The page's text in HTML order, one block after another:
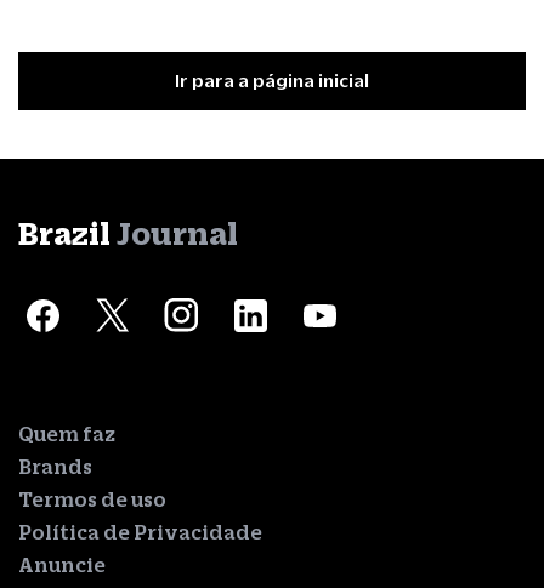
Ir para a página inicial
Brazil Journal
Quem faz
Brands
Termos de uso
Política de Privacidade
Anuncie